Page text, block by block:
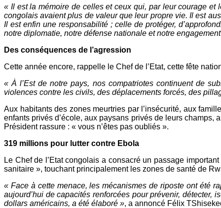
« Il est la mémoire de celles et ceux qui, par leur courage
congolais avaient plus de valeur que leur propre vie. Il est
Il est enfin une responsabilité ; celle de protéger,
notre diplomatie, notre défense nationale et notre
Des conséquences de l’agression
Cette année encore, rappelle le Chef de l’Etat, cette fête
« À l’Est de notre pays, nos compatriotes continuent de
violences contre les civils, des déplacements forcés, des
Aux habitants des zones meurtries par l’insécurité, aux
enfants privés d’école, aux paysans privés de leurs
Président rassure : « vous n’êtes pas oubliés ».
319 millions pour lutter contre Ebola
Le Chef de l’Etat congolais a consacré un passage
sanitaire », touchant principalement les zones de santé de
« Face à cette menace, les mécanismes de riposte ont été
aujourd’hui de capacités renforcées pour prévenir,
dollars américains, a été élaboré », a annoncé Félix